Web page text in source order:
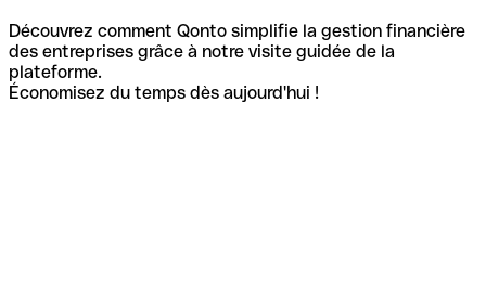
Découvrez comment Qonto simplifie la gestion financière
des entreprises grâce à notre visite guidée de la
plateforme.
Économisez du temps dès aujourd'hui !